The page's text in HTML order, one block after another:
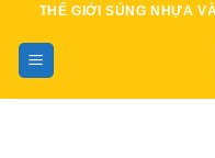
qua
dung
THẾ GIỚI SÚNG NHỰA